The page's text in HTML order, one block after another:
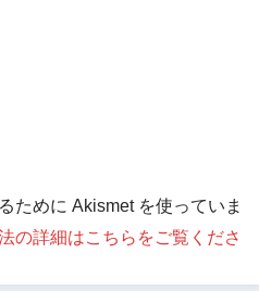
ために Akismet を使っていま
の詳細はこちらをご覧くださ